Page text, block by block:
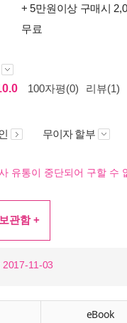
+ 5만원이상 구매시
무료
100자평(0) 리뷰(1)
무이자 할부
유통이 중단되어 구할 수
보관함 +
2017-11-03
eBook